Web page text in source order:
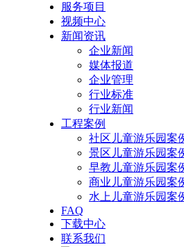
服务项目
视频中心
新闻资讯
企业新闻
媒体报道
企业管理
行业标准
行业新闻
工程案例
社区儿童游乐园案
景区儿童游乐园案
早教儿童游乐园案
商业儿童游乐园案
水上儿童游乐园案
FAQ
下载中心
联系我们